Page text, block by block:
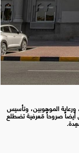
ورعاية الموهوبين، وتأسيس
أيضاً صروحاً مَعرفية تضطلع
.